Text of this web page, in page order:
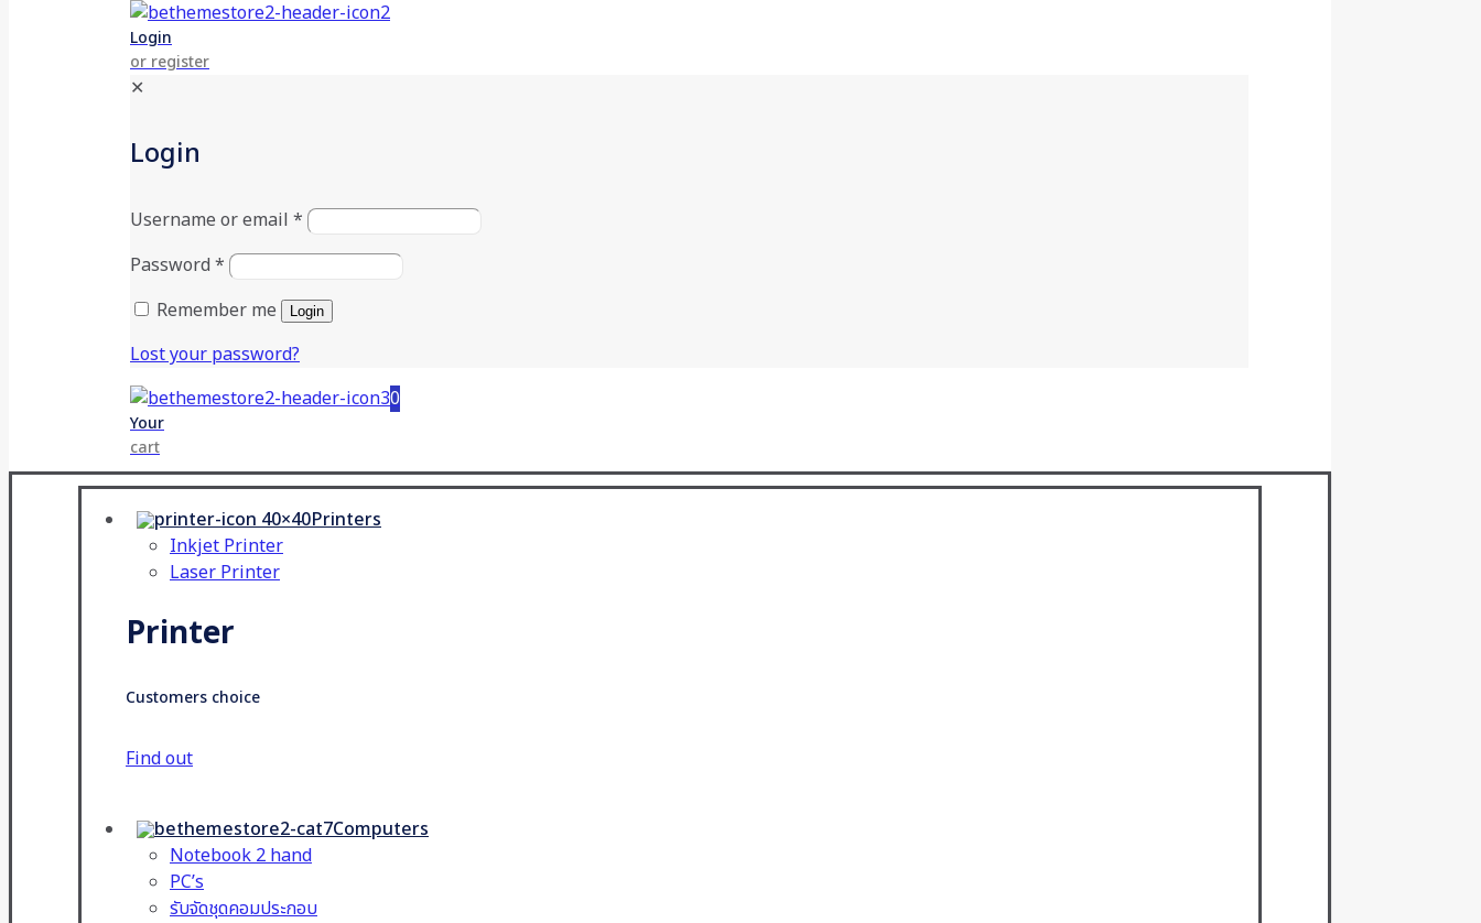
Login
or register
✕
Login
Username or email *
Password *
Remember me
Login
Lost your password?
0
Your
cart
Printers
Inkjet Printer
Laser Printer
Printer
Customers choice
Find out
Computers
Notebook 2 hand
PC’s
รับจัดชุดคอมประกอบ